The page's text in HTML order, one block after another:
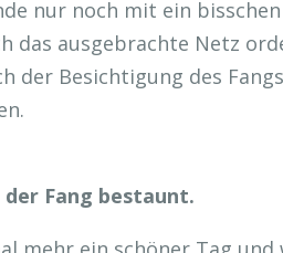
nur noch mit ein
das ausgebrachte Netz
der Besichtigung des
Fang bestaunt.